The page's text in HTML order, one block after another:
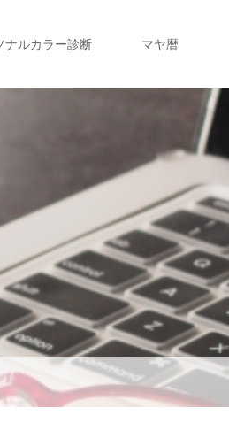
ナルカラー診断 マヤ暦